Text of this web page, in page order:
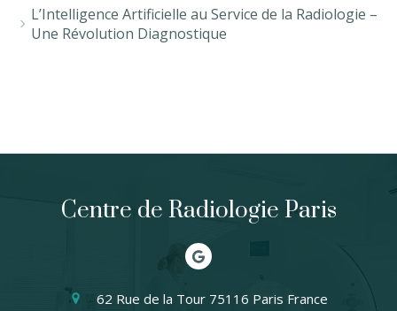
L’Intelligence Artificielle au Service de la Radiologie –
Une Révolution Diagnostique
Centre de Radiologie Paris
62 Rue de la Tour 75116 Paris France